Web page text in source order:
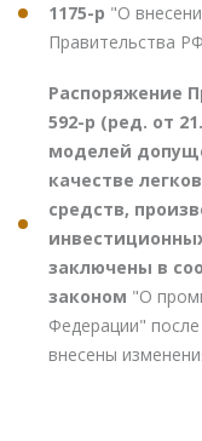
1175-р "О
Правительства
Распоряжение
592-р (ред. от
моделей
качестве
средств,
заключены в
законом "О
Федерации"
внесены